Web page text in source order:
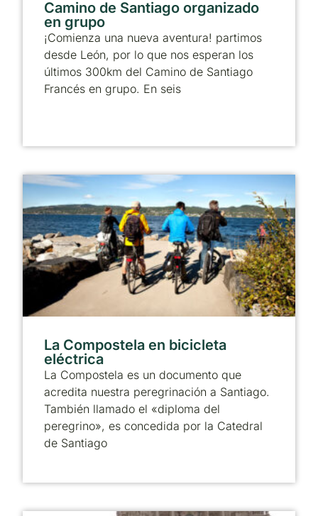
Camino de Santiago organizado
en grupo
¡Comienza una nueva aventura! partimos
desde León, por lo que nos esperan los
últimos 300km del Camino de Santiago
Francés en grupo. En seis
La Compostela en bicicleta
eléctrica
La Compostela es un documento que
acredita nuestra peregrinación a Santiago.
También llamado el «diploma del
peregrino», es concedida por la Catedral
de Santiago